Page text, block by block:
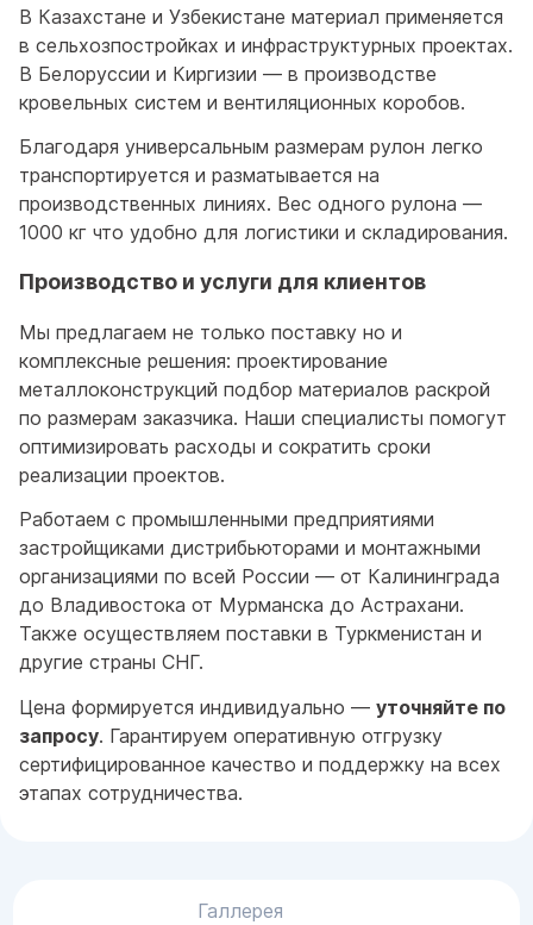
В Казахстане и Узбекистане материал применяется
в сельхозпостройках и инфраструктурных проектах.
В Белоруссии и Киргизии — в производстве
кровельных систем и вентиляционных коробов.
Благодаря универсальным размерам рулон легко
транспортируется и разматывается на
производственных линиях. Вес одного рулона —
1000 кг что удобно для логистики и складирования.
Производство и услуги для клиентов
Мы предлагаем не только поставку но и
комплексные решения: проектирование
металлоконструкций подбор материалов раскрой
по размерам заказчика. Наши специалисты помогут
оптимизировать расходы и сократить сроки
реализации проектов.
Работаем с промышленными предприятиями
застройщиками дистрибьюторами и монтажными
организациями по всей России — от Калининграда
до Владивостока от Мурманска до Астрахани.
Также осуществляем поставки в Туркменистан и
другие страны СНГ.
Цена формируется индивидуально — уточняйте по
запросу. Гарантируем оперативную отгрузку
сертифицированное качество и поддержку на всех
этапах сотрудничества.
Галлерея